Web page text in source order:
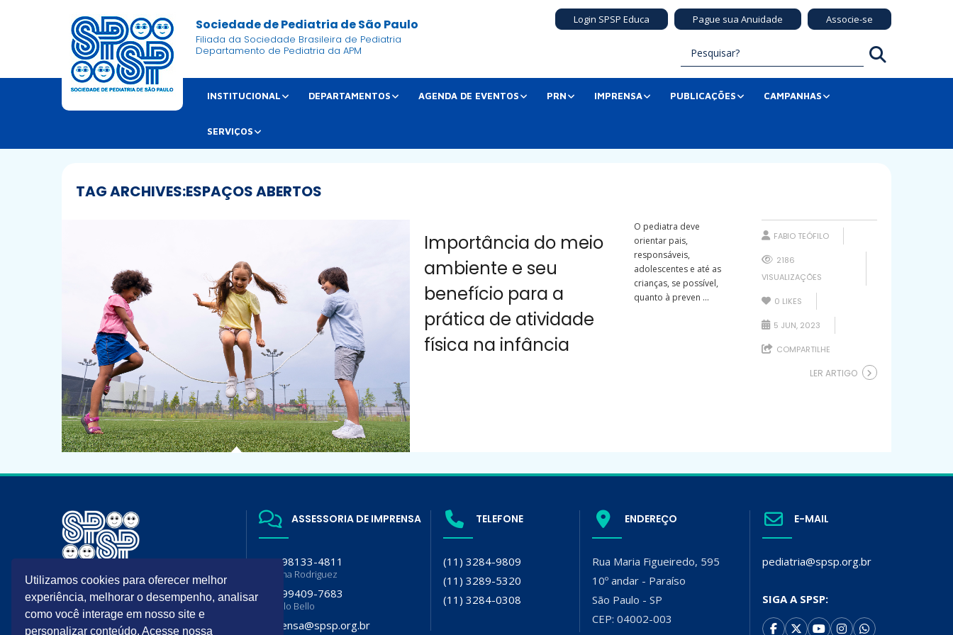
Sociedade de Pediatria de São Paulo
Filiada da Sociedade Brasileira de Pediatria
Departamento de Pediatria da APM
Login SPSP Educa Pague sua Anuidade Associe-se
INSTITUCIONAL DEPARTAMENTOS AGENDA DE EVENTOS PRN IMPRENSA PUBLICAÇÕES CAMPANHAS
SERVIÇOS
TAG ARCHIVES:ESPAÇOS ABERTOS
Importância do meio
ambiente e seu
benefício para a
prática de atividade
física na infância
O pediatra deve
orientar pais,
responsáveis,
adolescentes e até as
crianças, se possível,
quanto à preven ...
FABIO TEÓFILO
2186
VISUALIZAÇÕES
0 LIKES
5 JUN, 2023
COMPARTILHE
LER ARTIGO
A SPSP é filiada da Sociedade
Brasileira de Pediatria (SBP) e
Departamento de Pediatria da
Associação Paulista de Medicina
(APM)
ASSESSORIA DE IMPRENSA
(11) 98133-4811
Luciana Rodriguez
(11) 99409-7683
Flavia lo Bello
imprensa@spsp.org.br
TELEFONE
(11) 3284-9809
(11) 3289-5320
(11) 3284-0308
ENDEREÇO
Rua Maria Figueiredo, 595
10º andar - Paraíso
São Paulo - SP
CEP: 04002-003
E-MAIL
pediatria@spsp.org.br
SIGA A SPSP:
Utilizamos cookies para oferecer melhor
experiência, melhorar o desempenho, analisar
como você interage em nosso site e
personalizar conteúdo. Acesse nossa